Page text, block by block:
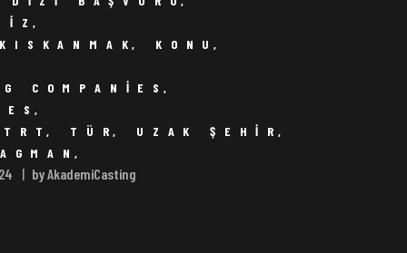
,
KISKANMAK, KONU,
COMPANIES,
,
TRT, TÜR, UZAK ŞEHIR,
,
by AkademiCasting